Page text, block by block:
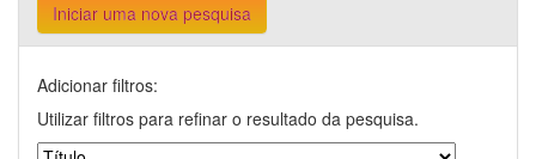
Iniciar uma nova pesquisa
Adicionar filtros:
Utilizar filtros para refinar o resultado da pesquisa.